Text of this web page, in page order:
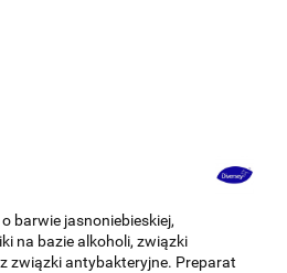
o barwie jasnoniebieskiej,
na bazie alkoholi, związki
związki antybakteryjne. Preparat